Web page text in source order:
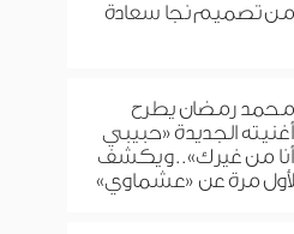
من تصميم نجا سعادة
محمد رمضان يطرح
أغنيته الجديدة «حبيبي
أنا من غيرك».. ويكشف
لأول مرة عن «عشماوي»